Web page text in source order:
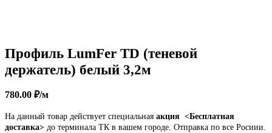
Профиль LumFer TD (теневой
держатель) белый 3,2м
780.00 ₽/м
На данный товар действует специальная акция <Бесплатная
доставка> до терминала ТК в вашем городе. Отправка по все Росиии.